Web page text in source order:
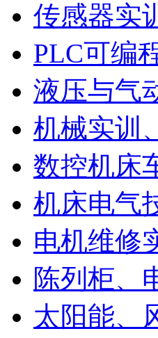
传感器实
PLC可编
液压与气
机械实训
数控机床
机床电气
电机维修
陈列柜、
太阳能、